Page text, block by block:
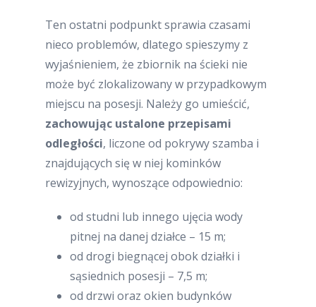
Ten ostatni podpunkt sprawia czasami
nieco problemów, dlatego spieszymy z
wyjaśnieniem, że zbiornik na ścieki nie
może być zlokalizowany w przypadkowym
miejscu na posesji. Należy go umieścić,
zachowując ustalone przepisami
odległości, liczone od pokrywy szamba i
znajdujących się w niej kominków
rewizyjnych, wynoszące odpowiednio:
od studni lub innego ujęcia wody
pitnej na danej działce – 15 m;
od drogi biegnącej obok działki i
sąsiednich posesji – 7,5 m;
od drzwi oraz okien budynków